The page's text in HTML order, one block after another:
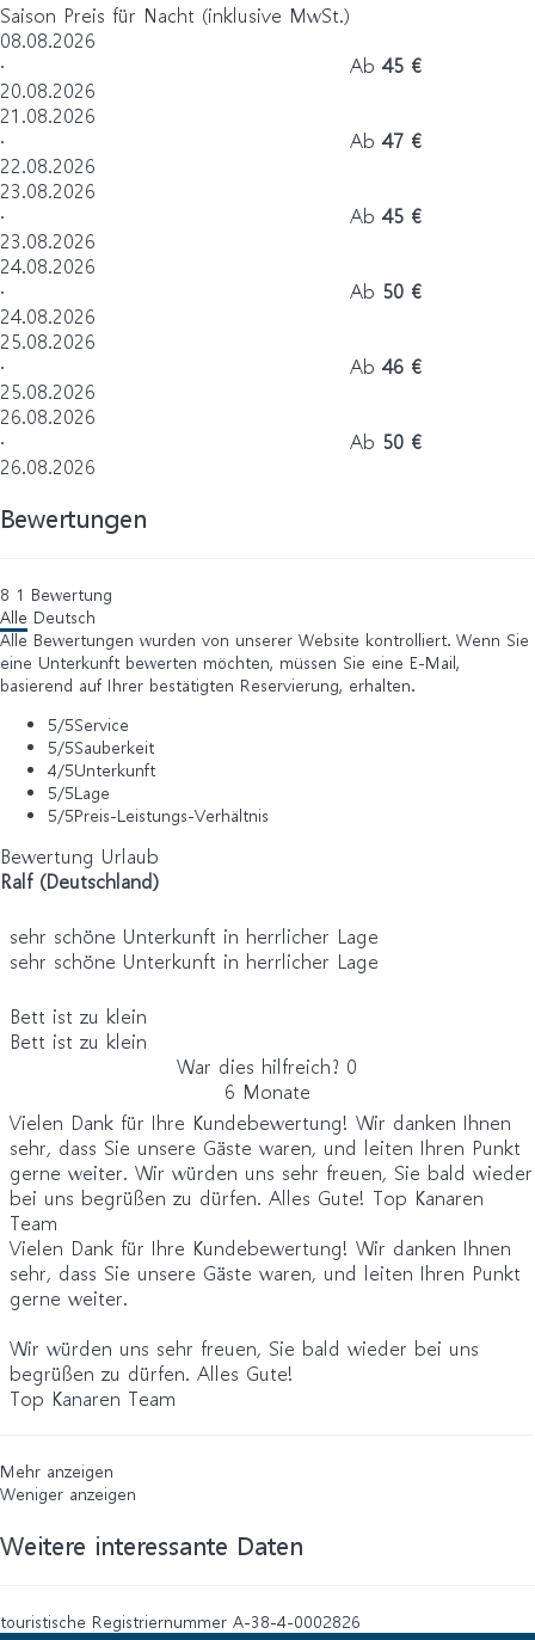
Saison Preis für Nacht (inklusive MwSt.)
08.08.2026
·
20.08.2026
Ab 45 €
21.08.2026
·
22.08.2026
Ab 47 €
23.08.2026
·
23.08.2026
Ab 45 €
24.08.2026
·
24.08.2026
Ab 50 €
25.08.2026
·
25.08.2026
Ab 46 €
26.08.2026
·
26.08.2026
Ab 50 €
Bewertungen
8 1 Bewertung
Alle Deutsch
Alle Bewertungen wurden von unserer Website kontrolliert. Wenn Sie
eine Unterkunft bewerten möchten, müssen Sie eine E-Mail,
basierend auf Ihrer bestätigten Reservierung, erhalten.
5/5Service
5/5Sauberkeit
4/5Unterkunft
5/5Lage
5/5Preis-Leistungs-Verhältnis
Bewertung Urlaub
Ralf (Deutschland)
sehr schöne Unterkunft in herrlicher Lage
sehr schöne Unterkunft in herrlicher Lage
Bett ist zu klein
Bett ist zu klein
War dies hilfreich? 0
6 Monate
Vielen Dank für Ihre Kundebewertung! Wir danken Ihnen
sehr, dass Sie unsere Gäste waren, und leiten Ihren Punkt
gerne weiter. Wir würden uns sehr freuen, Sie bald wieder
bei uns begrüßen zu dürfen. Alles Gute! Top Kanaren
Team
Vielen Dank für Ihre Kundebewertung! Wir danken Ihnen
sehr, dass Sie unsere Gäste waren, und leiten Ihren Punkt
gerne weiter.
Wir würden uns sehr freuen, Sie bald wieder bei uns
begrüßen zu dürfen. Alles Gute!
Top Kanaren Team
Mehr anzeigen
Weniger anzeigen
Weitere interessante Daten
touristische Registriernummer A-38-4-0002826